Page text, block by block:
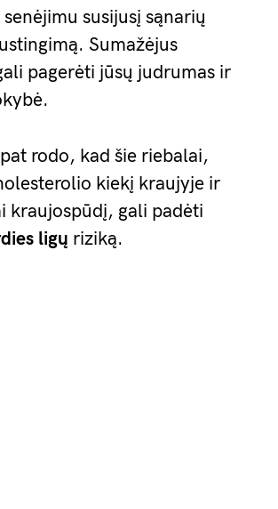
susijusį sąnarių
Sumažėjus
pagerėti jūsų judrumas ir
rodo, kad šie riebalai,
kiekį kraujyje ir
kraujospūdį, gali padėti
ligų riziką.